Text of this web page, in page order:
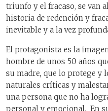
triunfo y el fracaso, se van
historia de redención y
inevitable y a la vez
El protagonista es la
hombre de unos 50 años
su madre, que lo protege y
naturales críticas y
una persona que no ha
personal y emocional. En